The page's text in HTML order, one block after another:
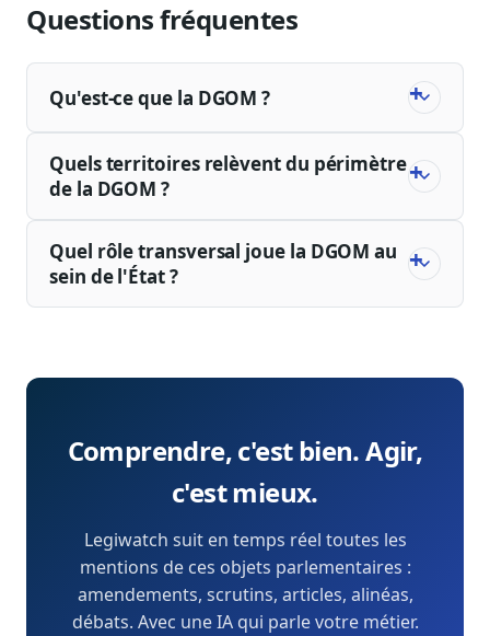
Questions fréquentes
Qu'est-ce que la DGOM ?
Quels territoires relèvent du périmètre
de la DGOM ?
Quel rôle transversal joue la DGOM au
sein de l'État ?
Comprendre, c'est bien. Agir,
c'est mieux.
Legiwatch suit en temps réel toutes les
mentions de ces objets parlementaires :
amendements, scrutins, articles, alinéas,
débats. Avec une IA qui parle votre métier.